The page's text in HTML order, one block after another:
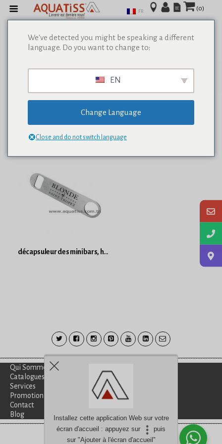
(0)
décapsuleur des minibars, hôtels et restaurants
FR
We've detected you might be speaking a different
language. Do you want to change to:
EN
Change Language
Close and do not switch language
Besoin d'aide?discutez avec nous
Qui Sommes-Nous?
Catalogues
Services
Promotion
Contact
Blog
Installez cette application Web sur votre
écran d'accueil : appuyez sur
puis
sur "Ajouter à l'écran d'accueil"